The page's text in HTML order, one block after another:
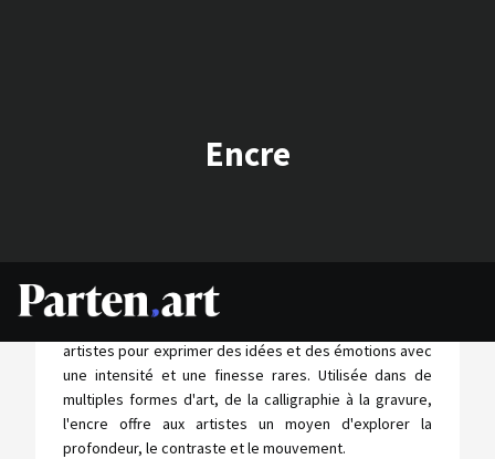
Encre
L'encre, un médium artistique à la fois simple et
artistes pour exprimer des idées et des émotions avec
une intensité et une finesse rares. Utilisée dans de
multiples formes d'art, de la calligraphie à la gravure,
l'encre offre aux artistes un moyen d'explorer la
profondeur, le contraste et le mouvement.